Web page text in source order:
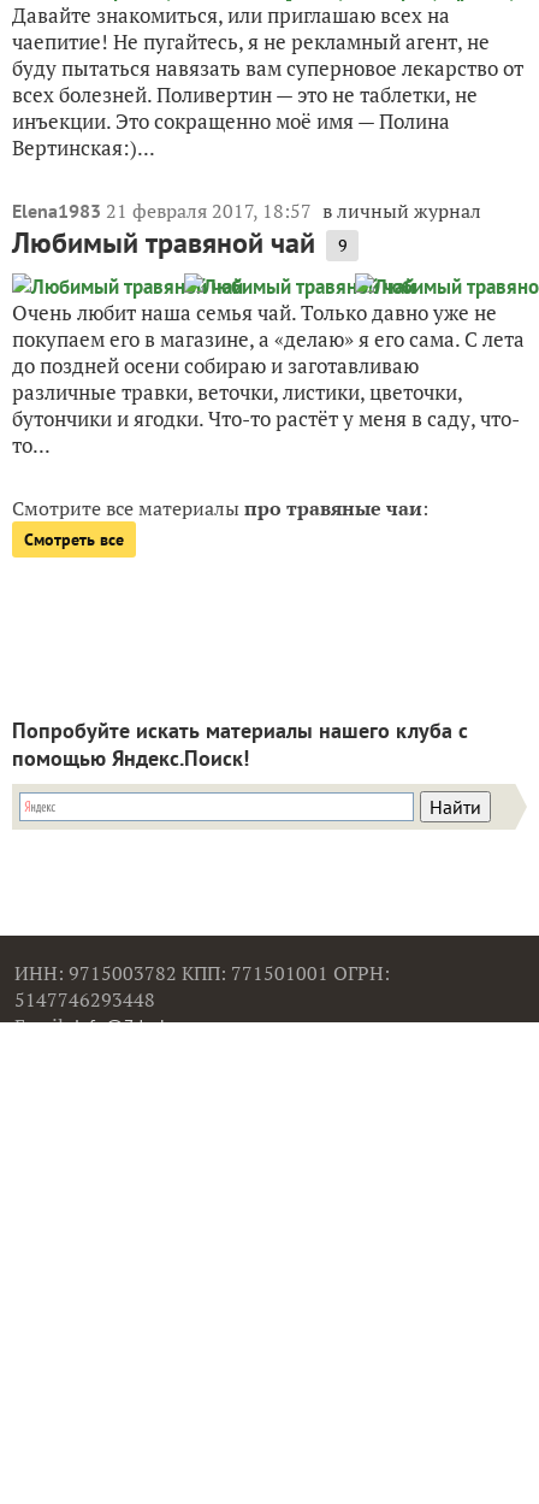
Давайте знакомиться, или приглашаю всех на
чаепитие! Не пугайтесь, я не рекламный агент, не
буду пытаться навязать вам суперновое лекарство от
всех болезней. Поливертин — это не таблетки, не
инъекции. Это сокращенно моё имя — Полина
Вертинская:)...
Elena1983 21 февраля 2017, 18:57 в личный журнал
Любимый травяной чай 9
Очень любит наша семья чай. Только давно уже не
покупаем его в магазине, а «делаю» я его сама. С лета
до поздней осени собираю и заготавливаю
различные травки, веточки, листики, цветочки,
бутончики и ягодки. Что-то растёт у меня в саду, что-
то...
Смотрите все материалыпро травяные чаи:
Смотреть все
Попробуйте искать материалы нашего клуба с
помощью Яндекс.Поиск!
ИНН: 9715003782 КПП: 771501001 ОГРН:
5147746293448
Email:info@7dach.ru